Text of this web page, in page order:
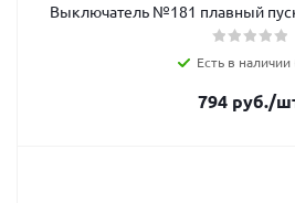
Выключатель №181 плавный
Есть в наличии
794руб./